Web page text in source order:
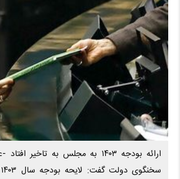
ارائه بودجه ۱۴۰۳ به مجلس به